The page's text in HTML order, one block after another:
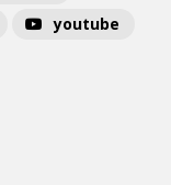
youtube